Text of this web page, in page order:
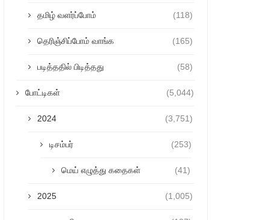
தமிழ் வளர்ப்போம் (118)
தெரிஞ்சிப்போம் வாங்க (165)
படித்ததில் பிடித்தது (58)
போட்டிகள் (5,044)
2024 (3,751)
டிசம்பர் (253)
மெய் எழுத்து கதைகள் (41)
2025 (1,005)